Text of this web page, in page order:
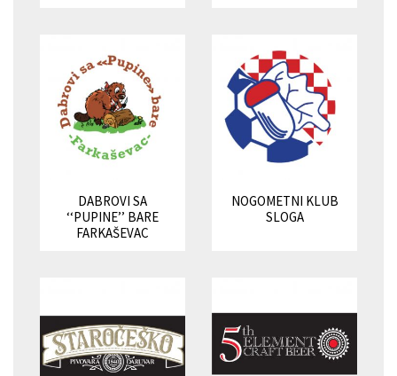
DABROVI SA
‘‘PUPINE’’ BARE
FARKAŠEVAC
NOGOMETNI KLUB
SLOGA